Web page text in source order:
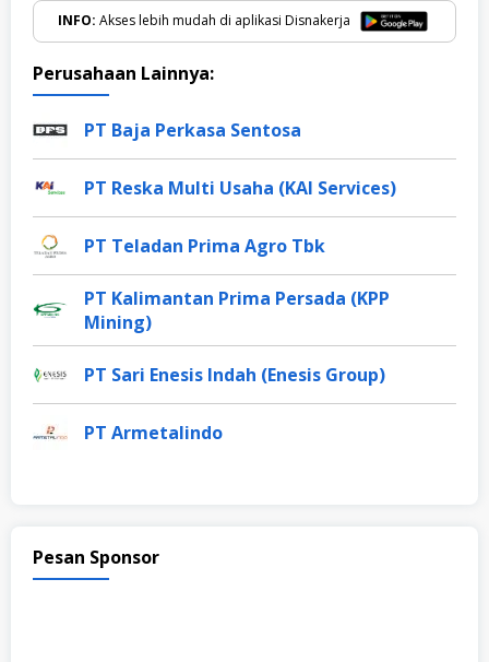
INFO: Akses lebih mudah di aplikasi Disnakerja
Perusahaan Lainnya:
PT Baja Perkasa Sentosa
PT Reska Multi Usaha (KAI Services)
PT Teladan Prima Agro Tbk
PT Kalimantan Prima Persada (KPP
Mining)
PT Sari Enesis Indah (Enesis Group)
PT Armetalindo
Pesan Sponsor